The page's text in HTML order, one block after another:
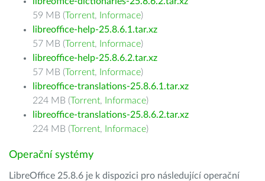
59 MB (Torrent, Informace)
libreoffice-help-25.8.6.1.tar.xz
57 MB (Torrent, Informace)
libreoffice-help-25.8.6.2.tar.xz
57 MB (Torrent, Informace)
libreoffice-translations-25.8.6.1.tar.xz
224 MB (Torrent, Informace)
libreoffice-translations-25.8.6.2.tar.xz
224 MB (Torrent, Informace)
Operační systémy
LibreOffice 25.8.6 je k dispozici pro následující operační